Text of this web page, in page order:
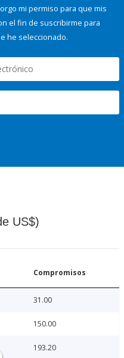
mi permiso para que mis
el fin de suscribirme para
he seleccionado.
US$)
Compromisos
31.00
150.00
193.20